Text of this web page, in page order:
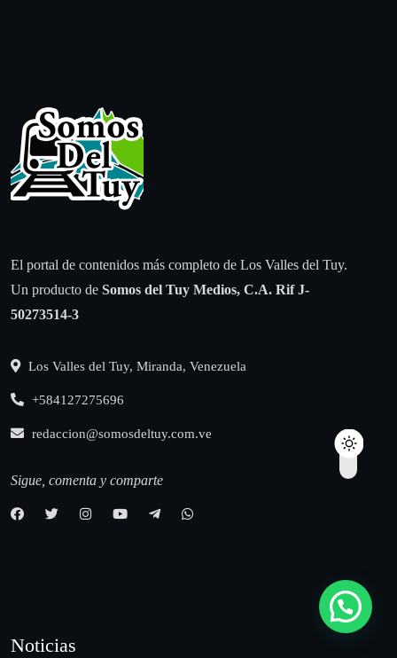
El portal de contenidos más completo de Los Valles del Tuy.
Un producto de Somos del Tuy Medios, C.A. Rif J-
50273514-3
Los Valles del Tuy, Miranda, Venezuela
+584127275696
redaccion@somosdeltuy.com.ve
Sigue, comenta y comparte
Noticias